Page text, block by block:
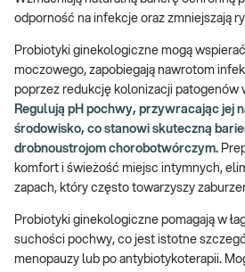
odporność na infekcje oraz zmniejszają
Probiotyki ginekologiczne mogą
moczowego, zapobiegają nawrotom
poprzez redukcję kolonizacji patogenów
Regulują pH pochwy, przywracając jej
środowisko, co stanowi skuteczną
drobnoustrojom chorobotwórczym.
komfort i świeżość miejsc intymnych,
zapach, który często towarzyszy
Probiotyki ginekologiczne pomagają w
suchości pochwy, co jest istotne
menopauzy lub po antybiotykoterapii.